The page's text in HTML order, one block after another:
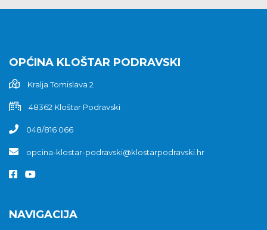
OPĆINA KLOŠTAR PODRAVSKI
Kralja Tomislava 2
48362 Kloštar Podravski
048/816 066
opcina-klostar-podravski@klostarpodravski.hr
NAVIGACIJA